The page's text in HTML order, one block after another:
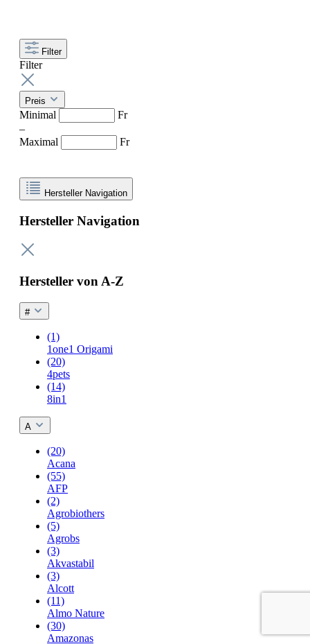
Filter
Filter
Preis
Minimal
Fr
–
Maximal
Fr
Hersteller Navigation
Hersteller Navigation
Hersteller von A-Z
#
(1)
1one1 Origami
(20)
4pets
(14)
8in1
A
(20)
Acana
(55)
AFP
(2)
Agrobiothers
(5)
Agrobs
(3)
Akvastabil
(3)
Alcott
(11)
Almo Nature
(30)
Amazonas